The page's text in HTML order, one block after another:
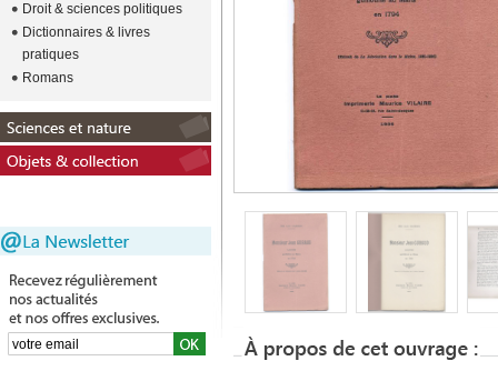
Droit & sciences politiques
Dictionnaires & livres
pratiques
Romans